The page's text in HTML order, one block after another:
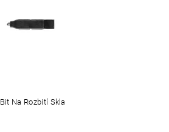
Bit Na Rozbití Skla